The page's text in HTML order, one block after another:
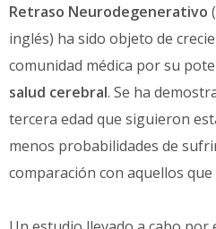
Retraso Neurodegenerativo (
inglés) ha sido objeto de
comunidad médica por su
salud cerebral. Se ha
tercera edad que siguieron
menos probabilidades de
comparación con aquellos